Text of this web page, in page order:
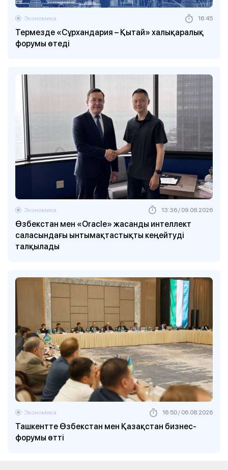
Термезде «Сұрхандария – Қытай» халықаралық
форумы өтеді
Экономика 16:45
Өзбекстан мен «Oracle» жасанды интеллект
саласындағы ынтымақтастықты кеңейтуді
талқылады
Экономика 13:36 / 09.08.2026
Ташкентте Өзбекстан мен Қазақстан бизнес-
форумы өтті
Экономика 16:50 / 06.08.2026